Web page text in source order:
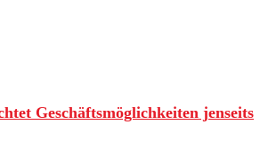
Geschäftsmöglichkeiten jenseits